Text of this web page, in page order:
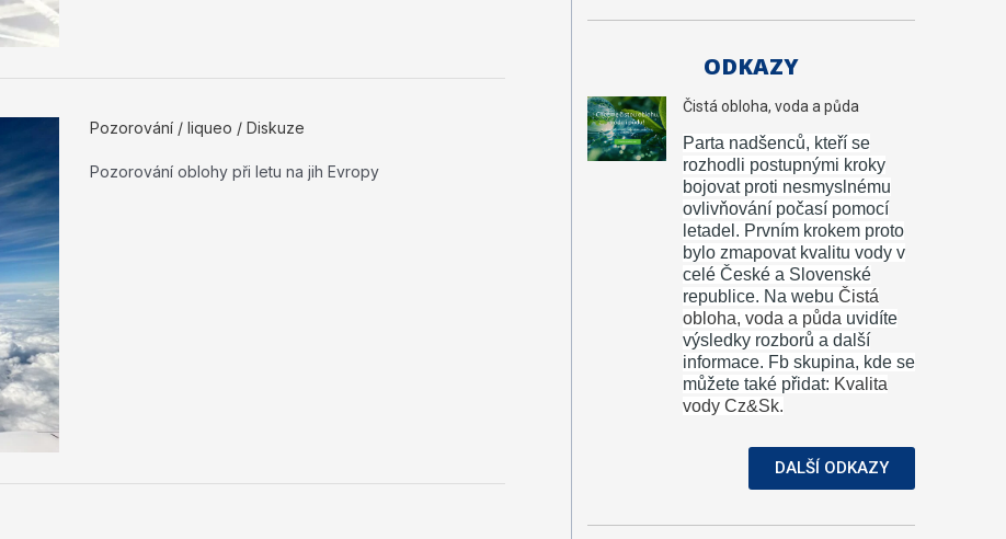
Pozorování/ liqueo / Diskuze
Pozorování oblohy při letu na jih Evropy
ODKAZY
Čistá obloha, voda a půda
Parta nadšenců, kteří se
rozhodli postupnými kroky
bojovat proti nesmyslnému
ovlivňování počasí pomocí
letadel. Prvním krokem proto
bylo zmapovat kvalitu vody v
celé České a Slovenské
republice. Na webu Čistá
obloha, voda a půda uvidíte
výsledky rozborů a další
informace. Fb skupina, kde se
můžete také přidat: Kvalita
vody Cz&Sk.
DALŠÍ ODKAZY